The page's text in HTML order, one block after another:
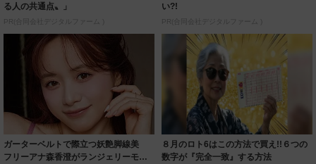
る人の共通点〟」
PR(合同会社デジタルファーム )
い?!
PR(合同会社デジタルファーム )
ガーターベルトで際立つ妖艶脚線美
フリーアナ森香澄がランジェリーモデ
８月のロト6はこの方法で買え!!６つの
数字が『完全一致』する方法